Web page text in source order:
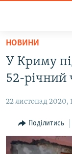
Перейти
основного
матеріалу
Перейти
до
навігації
Перейти
ВОДА.КРИМ
ВІДЕО ТА ФОТО
ПОЛІТИКА
БЛОГИ
ПОГЛЯД
НОВИНИ
У Криму
52-річний
22 листопад 2020,
Поділитись